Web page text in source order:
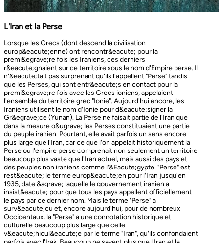
L'Iran et la Perse
Lorsque les Grecs (dont descend la civilisation europ&eacute;enne) ont rencontr&eacute; pour la premi&egrave;re fois les Iraniens, ces derniers r&eacute;gnaient sur ce territoire sous le nom d'Empire perse. Il n'&eacute;tait pas surprenant qu'ils l'appellent "Perse" tandis que les Perses, qui sont entr&eacute;s en contact pour la premi&egrave;re fois avec les Grecs ioniens, appelaient l'ensemble du territoire grec "Ionie". Aujourd'hui encore, les Iraniens utilisent le nom d'Ionie pour d&eacute;signer la Gr&egrave;ce (Yunan). La Perse ne faisait partie de l'Iran que dans la mesure o&ugrave; les Perses constituaient une partie du peuple iranien. Pourtant, elle avait parfois un sens encore plus large que l'Iran, car ce que l'on appelait historiquement la Perse ou l'empire perse comprenait non seulement un territoire beaucoup plus vaste que l'Iran actuel, mais aussi des pays et des peuples non iraniens comme l'&Eacute;gypte. "Perse" est rest&eacute; le terme europ&eacute;en pour l'Iran jusqu'en 1935, date &agrave; laquelle le gouvernement iranien a insist&eacute; pour que tous les pays appellent officiellement le pays par ce dernier nom. Mais le terme "Perse" a surv&eacute;cu et, encore aujourd'hui, pour de nombreux Occidentaux, la "Perse" a une connotation historique et culturelle beaucoup plus large que celle v&eacute;hicul&eacute;e par le terme "Iran", qu'ils confondaient parfois avec l'Irak. Beaucoup ne savent plus que l'Iran et la Perse sont la m&ecirc;me chose, pensant que l'Iran est aussi un pays arabe ! L'Iran actuel fait partie du plateau iranien, beaucoup plus vaste, dont l'ensemble a parfois fait partie de l'empire perse. Le pays est vaste, plus grand que le Royaume-Uni, la France, l'Espagne et l'Allemagne r&eacute;unis. Il est accident&eacute; et aride et, &agrave; l'exception de deux r&eacute;gions de plaine, il est constitu&eacute; de montagnes et de d&eacute;serts. Il y a deux grandes rang&eacute;es de montagnes, l'Alborz au nord, qui s'&eacute;tend du Caucase au nord-ouest jusqu'au Khorasan &agrave; l'est, et le Zagros, qui s'&eacute;tend de l'ouest au sud-est. Les grands d&eacute;serts, Dasht-e-Kavir et Dasht-e-Lut, tous deux situ&eacute;s &agrave; l'est, sont pratiquement inhabitables. Les deux r&eacute;gions de plaine sont le littoral de la mer Caspienne, qui se trouve au-dessous du niveau de la mer, a un climat subtropical et est couvert de for&ecirc;ts tropicales, et la plaine du Khuzestan au sud-ouest, qui est une continuation des terres fertiles de la M&eacute;sopotamie et est arros&eacute;e par le seul grand fleuve d'Iran, le Karun. Ainsi, la terre est abondante mais l'eau est rare, contrairement &agrave; un pays comme la Hollande o&ugrave; la terre est rare mais l'eau abondante. La raret&eacute; de l'eau a jou&eacute; un r&ocirc;le majeur non seulement en influen&ccedil;ant la nature et les syst&egrave;mes de l'agriculture iranienne, mais aussi un certain nombre de facteurs sociologiques cl&eacute;s, y compris la cause et la nature des &Eacute;tats iraniens. L'&eacute;tendue des montagnes et du d&eacute;sert a naturellement divis&eacute; la population iranienne en groupes relativement isol&eacute;s. Mais l'aridit&eacute; a jou&eacute; un r&ocirc;le encore plus important &agrave; cet &eacute;gard, et ce au niveau des plus petites unit&eacute;s sociales. Dans la majeure partie du pays, l'agriculture et l'&eacute;levage du b&eacute;tail n'&eacute;taient possibles que l&agrave; o&ugrave; l'eau de pluie naturelle, un petit ruisseau, un canal d'eau souterrain, appel&eacute; Qanat, ou une combinaison de ces &eacute;l&eacute;ments fournissait l'approvisionnement minimal n&eacute;cessaire en eau. Le Qanat ou Kariz est un d&eacute;veloppement ing&eacute;nieux des temps anciens, qui remonte &agrave; bien avant la fondation de l'empire perse. &Agrave; partir d'une nappe phr&eacute;atique existante dans les hautes terres, un tunnel est creus&eacute; sous le sol, en pente descendante vers les basses terres (pr&egrave;s des fermes environnantes) o&ugrave; il remonte &agrave; la surface. L'eau qui s'&eacute;coule de la source par gravit&eacute; est ensuite distribu&eacute;e par d'&eacute;troits canaux l&agrave; o&ugrave; elle est n&eacute;cessaire pour l'irrigation et d'autres usages. Le peuple iranien &Agrave; l'origine, les Iraniens &eacute;taient plus une ethnie qu'une nation et les perses se comptaient comme un groupe parmi un bon nombre des Iraniens. A part le pays qui s'appelle aujourd'hui l'Iran, l'Afghanistan et le Tadjikistan appartiennent &eacute;galement &agrave; un territoire iranien plus large dans leurs concepts historiques et culturels. En plus la domaine culturelle iranienne d&eacute;passe encore plus loin que la fronti&egrave;re de l&rsquo;ensemble de ces trois pays et s'&eacute;tendant jusqu&rsquo;au cot&eacute; nordique de l'Inde, l'Ouzb&eacute;kistan, le Turkm&eacute;nistan, le Caucase et l'Anatolie : Aujourd&rsquo;hui , c&rsquo;est ce que l&rsquo;on appelle &lsquo;&rsquo; Monde Persan&rsquo;&rsquo; La langue persane est une des langues iraniennes, alors qu&rsquo;il en existe d'autres vari&eacute;t&eacute;s dont le kurde et le pashto. En Iran, certaines langues locales sont encore parl&eacute;es en tant que des langues vivantes tandis que d&rsquo;autre langues r&eacute;gionales que l&rsquo;iranienne sont &eacute;galement parl&eacute;s en Iran tels que le turc et l&rsquo;arabe. En plus, d'autres formats de la langue persane sont parl&eacute;es en Afghanistan et au Tadjikistan, si bien que les r&eacute;sidents dans ces trois pays arrivent &agrave; se comprendre lors de la conversation et de la communication litt&eacute;raire. Egalement d'autres dialectes persans sont parl&eacute;s en Iran. A vraie dire , n&rsquo;importe quel argument &agrave; propos de l&rsquo;histoire de l&rsquo;Iran, de son &eacute;conomie et de sa politique ne serait pas raisonnable sauf qu&rsquo;on puisse tenir en compte les nomades qui ont &eacute;tabli leurs royaume &agrave; partir de l&rsquo;&eacute;poque des Perses au Qajars qui r&eacute;gnaient jusuq&rsquo;aux20&egrave;me si&egrave;cle. Suit &agrave; la recherches des p&acirc;turages encore plus verts et des sols fertils, diff&eacute;rents &eacute;thnies comme le turques, sont partis vers les r&eacute;gions au nord, nord-est et l&rsquo;est de la Perse . Apr&egrave;s avoir s&rsquo;h&eacute;berger , ils fallait qu&rsquo;ils se pr&eacute;par&egrave;rent pour faire face aux &eacute;nemies etrang&egrave;res . La s&egrave;cheresse, l&rsquo;aridit&eacute; et la densit&eacute; de la population dan leurs propres r&eacute;gions fut la cause de l&rsquo;immigration vers la Perse. D&rsquo;autre part la manqu&eacute; de la pluie et l&rsquo;aridit&eacute; en Iran causait la miragartion des gens vers des r&eacute;gions plus verts : ils se d&eacute;pla&ccedil;aient tous les ann&eacute;es, pour aller vers les r&eacute;gions o&ugrave; il faisait agr&eacute;able pendant l&rsquo;hiver et des r&eacute;gions o&ugrave; le climat faisait moins chaud au cours de l&rsquo;&eacute;t&eacute;. En comparaison avec les les s&eacute;dentaires, les nomades ont des puissances militaires et ils sont plus dynamiques, et plus nombreux que les villageoises qu'ils attaquaient. Ces particularit&eacute;s permettent &agrave; une tribu ou &agrave; un ensemble de tribus de faire diriger les autres vers la formation d&rsquo;un &eacute;tat central : Ensuite il faisait les n&eacute;cessaires pour collecter directement ou via un moyen indirect, la totalit&eacute; des produits agricoles exc&eacute;dentaires pour fournir les affaires financi&egrave;res. Ainsi il devient un &eacute;tat central et capable &agrave; taille de contr&ocirc;ler, d'administrer et de d&eacute;fendre ses vastes territoires. La plupart des souverains iraniens se d&eacute;pla&ccedil;aient la plupart du temps et cette caract&eacute;ristique est racin&eacute; dans leurs origines et leurs esprits. Par exemple les Ach&eacute;m&eacute;nides dirigeaient leurs trois capitales et se d&eacute;pla&ccedil;aient entre : Suse, Pers&eacute;polis et Ecbatane et parfois quatre si on fait inclure la Babylon. D&egrave;s le d&eacute;but ; tous les gouvernements iraniens jusqu&rsquo;au 20&egrave;me si&egrave;cle, on &eacute;t&eacute; fond&eacute;s par des tribus nomades et apr&egrave;s avoir &ecirc;tre uni au sein du gouvernement , il fallait se pr&eacute;parer pour faire face aux d&eacute;fis comme l&rsquo;invasion des nomades dans le pays et ceux qui pourraient attaquer depuis des terres au-del&agrave; des fronti&egrave;res. D'une mani&egrave;re historique, l'Iran a &eacute;t&eacute; le carrefour entre l'Asie et l'Europe, l'Est et l'Ouest. Les personnes, les biens ainsi que les croyances, les normes et produits culturels y sont pass&eacute;s, g&eacute;n&eacute;ralement d'est en ouest, mais pas toujours. L'influence orientale &eacute;tait telle que beaucoup des anciens mythes et l&eacute;gendes iraniens provenaient des terres orientales de l'Iran, bien que l'islam et les Arabes soient venus de la direction oppos&eacute;e. Cette situation g&eacute;ographique particuli&egrave;re a donn&eacute; lieu &agrave; ce que l'on peut appeler &laquo; l'effet carrefour &raquo;, &agrave; la fois d&eacute;stabilisant et enrichissant le pays ; rendant ses habitants hospitaliers et amicaux envers les &eacute;trangers et aussi tr&egrave;s conscients de leur particularit&eacute;. L'une des cons&eacute;quences de l'effet de carrefour est le fait que l'Iran est maintenant peupl&eacute; d&rsquo;une vari&eacute;t&eacute; de communaut&eacute;s ethniques et linguistiques incluant ceux dont la langue maternelle est le persan, ainsi que les Kurdes, les Turcs, les Arabes, les Baloutches, etc. On rencontre les Turcophones dans la r&eacute;gion Nord-ouest de l'Azerba&iuml;djan, aujourd'hui divis&eacute;e en plusieurs provinces, &agrave; la fronti&egrave;re de la Turquie et du Caucase. D'autres peuples turcophones, comme les Turkm&egrave;nes du Centre-nord-est et les tribus turcophones comm